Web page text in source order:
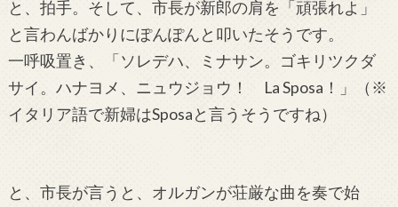
と、拍手。そして、市長が新郎の肩を「頑張れよ」
と言わんばかりにぽんぽんと叩いたそうです。
一呼吸置き、「ソレデハ、ミナサン。ゴキリツクダ
サイ。ハナヨメ、ニュウジョウ！ La Sposa！」（※
イタリア語で新婦はSposaと言うそうですね）
と、市長が言うと、オルガンが荘厳な曲を奏で始